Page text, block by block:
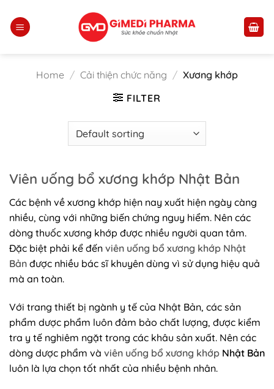
content
Home / Cải thiện chức năng / Xương khớp
FILTER
Viên uống bổ xương khớp Nhật Bản
Các bệnh về xương khớp hiện nay xuất hiện ngày càng
nhiều, cùng với những biến chứng nguy hiểm. Nên các
dòng thuốc xương khớp được nhiều người quan tâm.
Đặc biệt phải kể đến viên uống bổ xương khớp Nhật
Bản được nhiều bác sĩ khuyên dùng vì sử dụng hiệu quả
mà an toàn.
Với trang thiết bị ngành y tế của Nhật Bản, các sản
phẩm dược phẩm luôn đảm bảo chất lượng, được kiểm
tra y tế nghiêm ngặt trong các khâu sản xuất. Nên các
dòng dược phẩm và viên uống bổ xương khớp Nhật Bản
luôn là lựa chọn tốt nhất của nhiều bệnh nhân.